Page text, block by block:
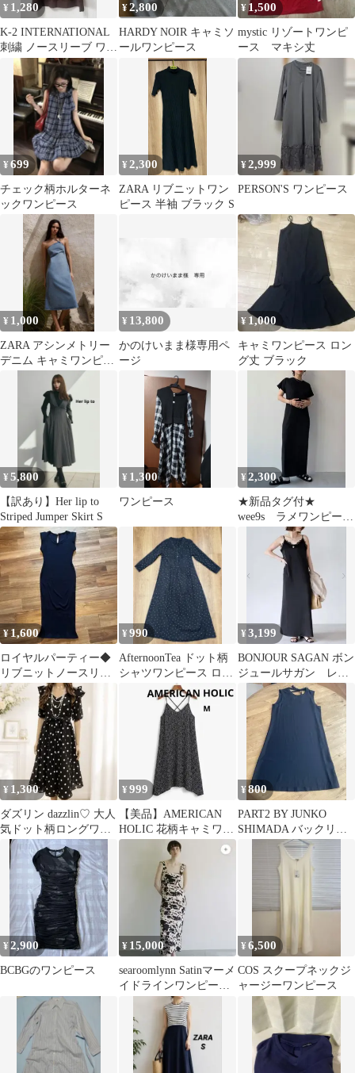
¥ 1,280
K-2 INTERNATIONAL
刺繍 ノースリーブ ワン
ピース ブラウン
¥2,800
HARDY NOIR キャミソ
ールワンピース
¥1,500
mystic リゾートワンピ
ース マキシ丈
¥699
チェック柄ホルターネ
ックワンピース
¥ 2,300
ZARA リブニットワン
ピース 半袖 ブラック S
¥2,999
PERSON'S ワンピース
¥ 1,000
ZARA アシンメトリー
デニム キャミワンピー
¥ 13,800
かのけいまま様専用ペ
ージ
¥ 1,000
キャミワンピース ロン
グ丈 ブラック
¥5,800
【訳あり】Her lip to
Striped Jumper Skirt S
¥ 1,300
ワンピース
¥2,300
★新品タグ付★
wee9s ラメワンピー
ス サイズFREE
¥1,600
ロイヤルパーティー◆
リブニットノースリー
ブロングタイトワンピ
ース◆ネイビー
¥990
AfternoonTea ドット柄
シャツワンピース ロン
グ丈 ブラック
¥3,199
BONJOUR SAGAN ボン
ジュールサガン レー
ストリムキャミワンピ
ース 黒
¥ 1,300
ダズリン dazzlin♡ 大人
気ドット柄ロングワン
ピース マキシワンピー
ス
¥999
【美品】AMERICAN
HOLIC 花柄キャミワン
ピース Aライン M 総柄
¥800
PART2 BY JUNKO
SHIMADA バックリボ
ン ワンピース ブラッ
¥2,900
BCBGのワンピース
¥ 15,000
searoomlynn Satinマーメ
イドラインワンピー
ス cow 牛柄
¥6,500
COS スクープネックジ
ャージーワンピース